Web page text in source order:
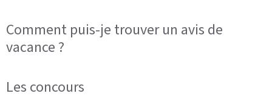
Comment puis-je trouver un avis de
vacance ?
Les concours